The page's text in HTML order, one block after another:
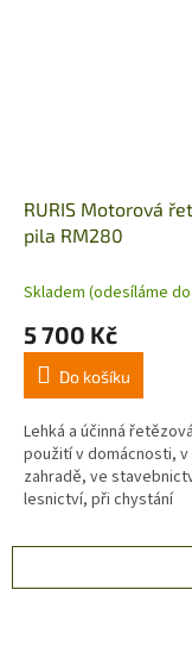
RURIS Motorová
pila RM280
Skladem (odesíláme
5 700 Kč
Do košíku
Lehká a účinná
použití v domácnosti, v
zahradě, ve
lesnictví, při chystání
stromů, odstraňování a